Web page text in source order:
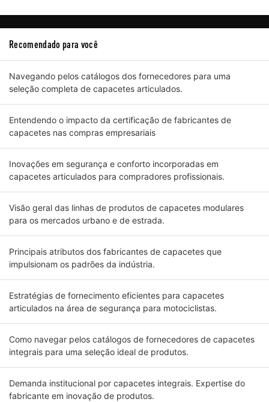
Recomendado para você
Navegando pelos catálogos dos fornecedores para uma
seleção completa de capacetes articulados.
Entendendo o impacto da certificação de fabricantes de
capacetes nas compras empresariais
Inovações em segurança e conforto incorporadas em
capacetes articulados para compradores profissionais.
Visão geral das linhas de produtos de capacetes modulares
para os mercados urbano e de estrada.
Principais atributos dos fabricantes de capacetes que
impulsionam os padrões da indústria.
Estratégias de fornecimento eficientes para capacetes
articulados na área de segurança para motociclistas.
Como navegar pelos catálogos de fornecedores de capacetes
integrais para uma seleção ideal de produtos.
Demanda institucional por capacetes integrais. Expertise do
fabricante em inovação de produtos.